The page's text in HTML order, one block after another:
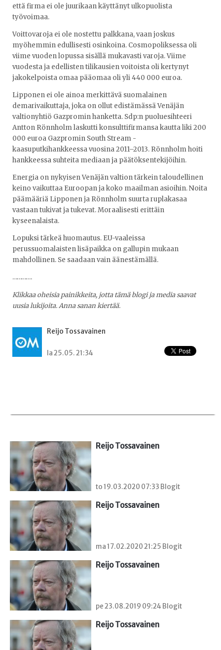
että firma ei ole juurikaan käyttänyt ulkopuolista
työvoimaa.
Voittovaroja ei ole nostettu palkkana, vaan joskus
myöhemmin edullisesti osinkoina. Cosmopoliksessa oli
viime vuoden lopussa sisällä mukavasti varoja. Viime
vuodesta ja edellisten tilikausien voitoista oli kertynyt
jakokelpoista omaa pääomaa oli yli 440 000 euroa.
Lipponen ei ole ainoa merkittävä suomalainen
demarivaikuttaja, joka on ollut edistämässä Venäjän
valtionyhtiö Gazpromin hanketta. Sdp:n puoluesihteeri
Antton Rönnholm laskutti konsulttifirmansa kautta liki 200
000 euroa Gazpromin South Stream -
kaasuputkihankkeessa vuosina 2011–2013. Rönnholm hoiti
hankkeessa suhteita mediaan ja päätöksentekijöihin.
Energia on nykyisen Venäjän valtion tärkein taloudellinen
keino vaikuttaa Euroopan ja koko maailman asioihin. Noita
päämääriä Lipponen ja Rönnholm suurta ruplakasaa
vastaan tukivat ja tukevat. Moraalisesti erittäin
kyseenalaista.
Lopuksi tärkeä huomautus. EU-vaaleissa
perussuomalaisten lisäpaikka on gallupin mukaan
mahdollinen. Se saadaan vain äänestämällä.
………….
Klikkaa oheisia painikkeita, jotta tämä blogi ja media saavat
uusia lukijoita. Anna sanan kiertää.
Reijo Tossavainen
la 25.05. 21:34
Reijo Tossavainen
to 19.03.2020 07:33 Blogit
Reijo Tossavainen
ma 17.02.2020 21:25 Blogit
Reijo Tossavainen
pe 23.08.2019 09:24 Blogit
Reijo Tossavainen